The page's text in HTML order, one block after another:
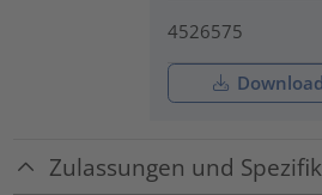
4526575
Download
Zulassungen und